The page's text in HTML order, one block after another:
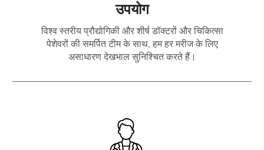
उपयोग
विश्व स्तरीय प्रौद्योगिकी और शीर्ष डॉक्टरों और चिकित्सा
पेशेवरों की समर्पित टीम के साथ, हम हर मरीज के लिए
असाधारण देखभाल सुनिश्चित करते हैं।